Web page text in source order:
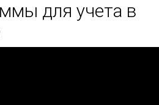
для учета в